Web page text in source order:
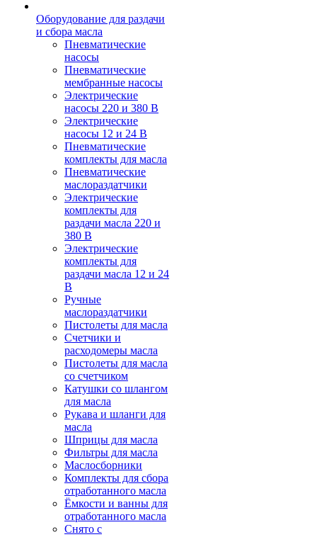
Оборудование для раздачи
и сбора масла
Пневматические
насосы
Пневматические
мембранные насосы
Электрические
насосы 220 и 380 В
Электрические
насосы 12 и 24 В
Пневматические
комплекты для масла
Пневматические
маслораздатчики
Электрические
комплекты для
раздачи масла 220 и
380 В
Электрические
комплекты для
раздачи масла 12 и 24
В
Ручные
маслораздатчики
Пистолеты для масла
Счетчики и
расходомеры масла
Пистолеты для масла
со счетчиком
Катушки со шлангом
для масла
Рукава и шланги для
масла
Шприцы для масла
Фильтры для масла
Маслосборники
Комплекты для сбора
отработанного масла
Ёмкости и ванны для
отработанного масла
Снято с